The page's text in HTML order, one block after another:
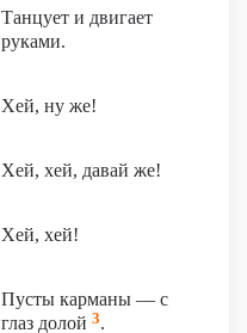
Танцует и двигает
руками.
Хей, ну же!
Хей, хей, давай же!
Хей, хей!
Пусты карманы — с
глаз долой 3.